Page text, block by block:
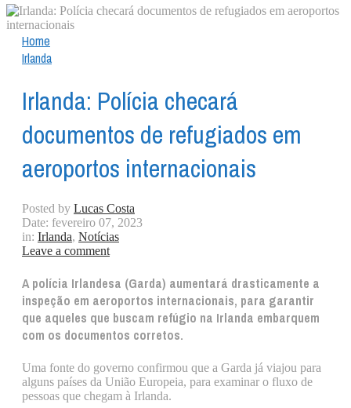
Home
Irlanda
Irlanda: Polícia checará
documentos de refugiados em
aeroportos internacionais
Posted by Lucas Costa
Date: fevereiro 07, 2023
in: Irlanda, Notícias
Leave a comment
A polícia Irlandesa (Garda) aumentará drasticamente a
inspeção em aeroportos internacionais, para garantir
que aqueles que buscam refúgio na Irlanda embarquem
com os documentos corretos.
Uma fonte do governo confirmou que a Garda já viajou para
alguns países da União Europeia, para examinar o fluxo de
pessoas que chegam à Irlanda.